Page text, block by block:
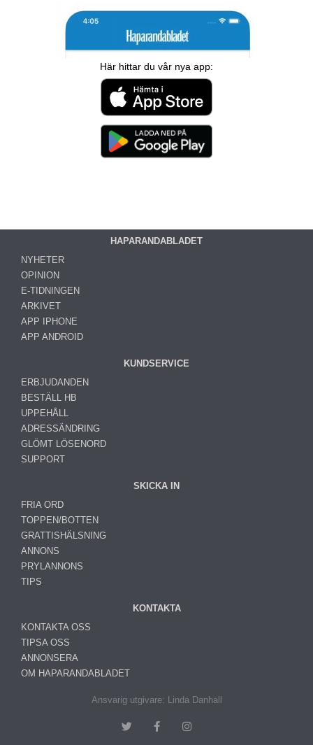
Här hittar du vår nya app:
HAPARANDABLADET
NYHETER
OPINION
E-TIDNINGEN
ARKIVET
APP IPHONE
APP ANDROID
KUNDSERVICE
ERBJUDANDEN
BESTÄLL HB
UPPEHÅLL
ADRESSÄNDRING
GLÖMT LÖSENORD
SUPPORT
SKICKA IN
FRIA ORD
TOPPEN/BOTTEN
GRATTISHÄLSNING
ANNONS
PRYLANNONS
TIPS
KONTAKTA
KONTAKTA OSS
TIPSA OSS
ANNONSERA
OM HAPARANDABLADET
Ansvarig utgivare: Linda Danhall